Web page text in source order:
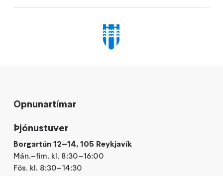
Opnunartímar
Þjónustuver
Borgartún 12–14, 105 Reykjavík
Mán.–fim. kl. 8:30–16:00
Fös. kl. 8:30–14:30